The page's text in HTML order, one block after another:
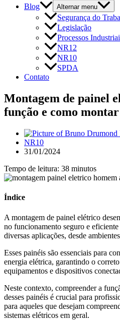
Blog
Alternar menu
Segurança do
Legislação
Processos
NR12
NR10
SPDA
Contato
Montagem de painel
função e como montar
NR10
31/01/2024
Tempo de leitura: 38 minutos
Índice
A montagem de painel elétrico
no funcionamento seguro e
diversas aplicações, desde
Esses painéis são essenciais para
energia elétrica, garantindo o
equipamentos e dispositivos
Neste contexto, compreender a
desses painéis é crucial para
para aqueles que desejam
sistemas elétricos em geral.